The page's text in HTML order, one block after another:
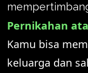
Pernikahan
Kamu bisa
keluarga dan